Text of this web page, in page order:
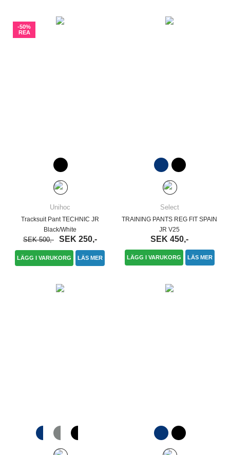
-50%
REA
Unihoc
Tracksuit Pant TECHNIC JR
Black/White
SEK 500,- SEK 250,-
LÄGG I VARUKORG LÄS MER
Select
TRAINING PANTS REG FIT SPAIN
JR V25
SEK 450,-
LÄGG I VARUKORG LÄS MER